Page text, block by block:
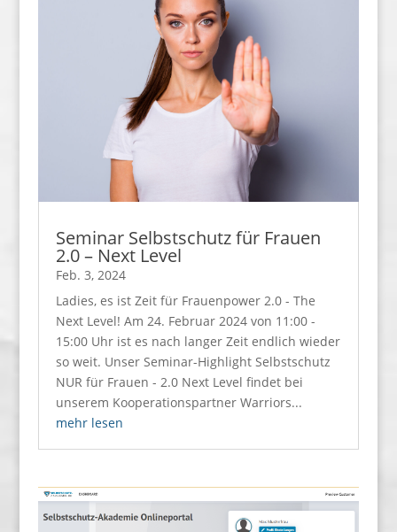
Seminar Selbstschutz für Frauen
2.0 – Next Level
Feb. 3, 2024
Ladies, es ist Zeit für Frauenpower 2.0 - The
Next Level! Am 24. Februar 2024 von 11:00 -
15:00 Uhr ist es nach langer Zeit endlich wieder
so weit. Unser Seminar-Highlight Selbstschutz
NUR für Frauen - 2.0 Next Level findet bei
unserem Kooperationspartner Warriors...
mehr lesen